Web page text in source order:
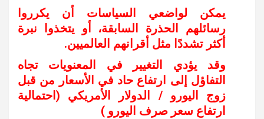
يمكن لواضعي السياسات أن يكرروا
رسائلهم الحذرة السابقة، أو يتخذوا نبرة
أكثر تشددًا مثل أقرانهم العالميين.
وقد يؤدي التغيير في المعنويات تجاه
التفاؤل إلى ارتفاع حاد في الأسعار من قبل
زوج اليورو / الدولار الأمريكي (احتمالية
ارتفاع سعر صرف اليورو )